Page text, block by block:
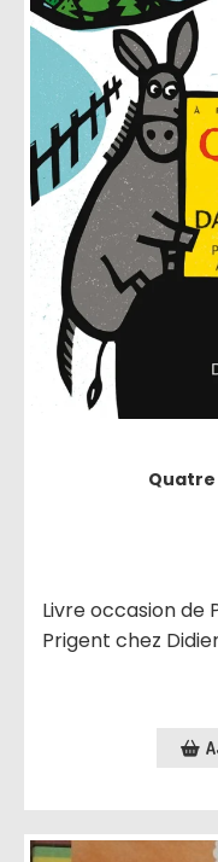
Quatre
Livre occasion de
Prigent chez